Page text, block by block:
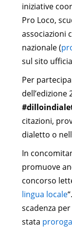
iniziative
Pro Loco,
associazioni
nazionale (
sul sito
Per
dell’edizione
citazioni,
dialetto o
In
promuove
concorso
lingua locale
scadenza
stata